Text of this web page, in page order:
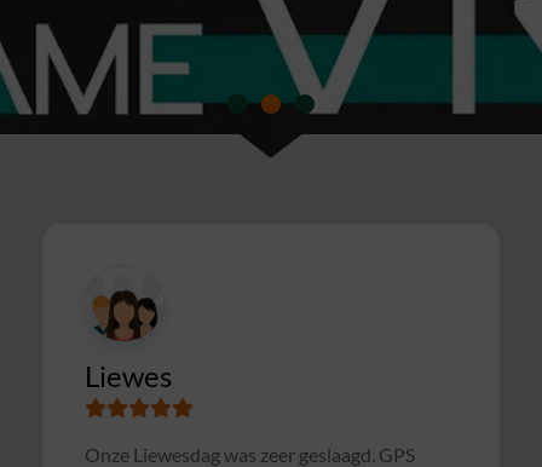
Susanne
Samen met collega's Sterrenslag gedaan.